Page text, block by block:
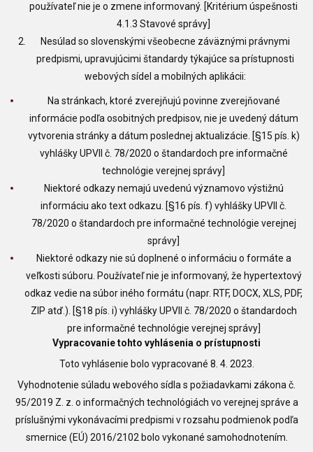
používateľ nie je o zmene informovaný. [Kritérium úspešnosti
4.1.3 Stavové správy]
Nesúlad so slovenskými všeobecne záväznými právnymi
predpismi, upravujúcimi štandardy týkajúce sa prístupnosti
webových sídel a mobilných aplikácii:
Na stránkach, ktoré zverejňujú povinne zverejňované
informácie podľa osobitných predpisov, nie je uvedený dátum
vytvorenia stránky a dátum poslednej aktualizácie. [§15 pís. k)
vyhlášky UPVII č. 78/2020 o štandardoch pre informačné
technológie verejnej správy]
Niektoré odkazy nemajú uvedenú významovo výstižnú
informáciu ako text odkazu. [§16 pís. f) vyhlášky UPVII č.
78/2020 o štandardoch pre informačné technológie verejnej
správy]
Niektoré odkazy nie sú doplnené o informáciu o formáte a
veľkosti súboru. Používateľ nie je informovaný, že hypertextový
odkaz vedie na súbor iného formátu (napr. RTF, DOCX, XLS, PDF,
ZIP atď.). [§18 pís. i) vyhlášky UPVII č. 78/2020 o štandardoch
pre informačné technológie verejnej správy]
Vypracovanie tohto vyhlásenia o prístupnosti
Toto vyhlásenie bolo vypracované 8. 4. 2023.
Vyhodnotenie súladu webového sídla s požiadavkami zákona č.
95/2019 Z. z. o informačných technológiách vo verejnej správe a
príslušnými vykonávacími predpismi v rozsahu podmienok podľa
smernice (EÚ) 2016/2102 bolo vykonané samohodnotením.